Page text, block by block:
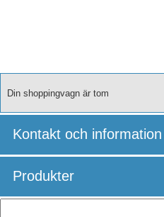
Din shoppingvagn är tom
Kontakt och information
Produkter